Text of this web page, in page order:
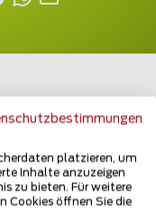
platzieren, um
Inhalte anzuzeigen
zu bieten. Für weitere
Cookies öffnen Sie die